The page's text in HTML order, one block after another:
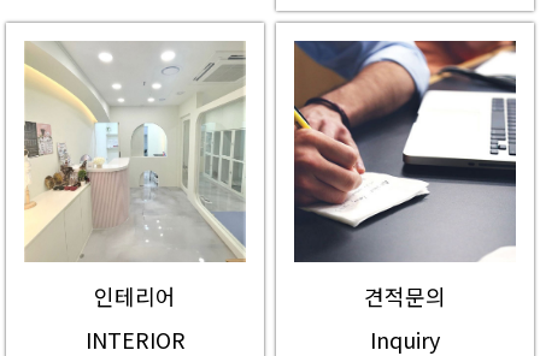
인테리어
INTERIOR
견적문의
Inquiry